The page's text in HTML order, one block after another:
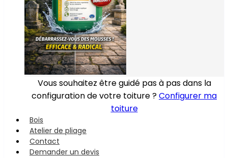
Vous souhaitez être guidé pas à pas dans la
configuration de votre toiture ?Configurer ma
toiture
Bois
Atelier de pliage
Contact
Demander un devis